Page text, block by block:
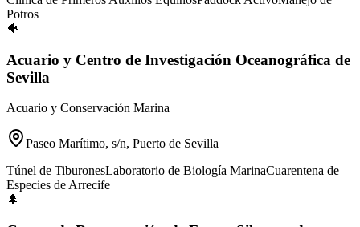
Potros
🐠
Acuario y Centro de Investigación Oceanográfica de
Sevilla
Acuario y Conservación Marina
Paseo Marítimo, s/n, Puerto de Sevilla
Túnel de TiburonesLaboratorio de Biología MarinaCuarentena de
Especies de Arrecife
🌲